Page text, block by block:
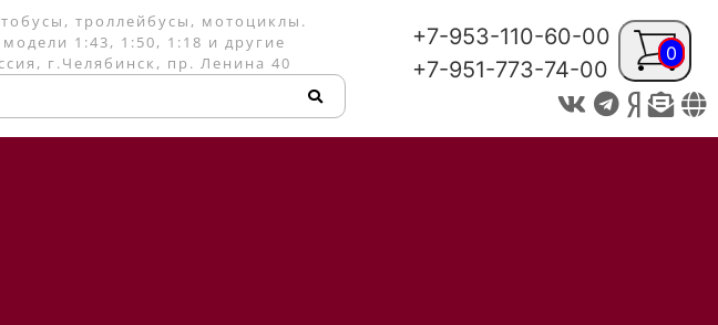
троллейбусы, мотоциклы.
1:43, 1:50, 1:18 и другие
г.Челябинск, пр. Ленина 40
+7-953-110-60-00
+7-951-773-74-00
0